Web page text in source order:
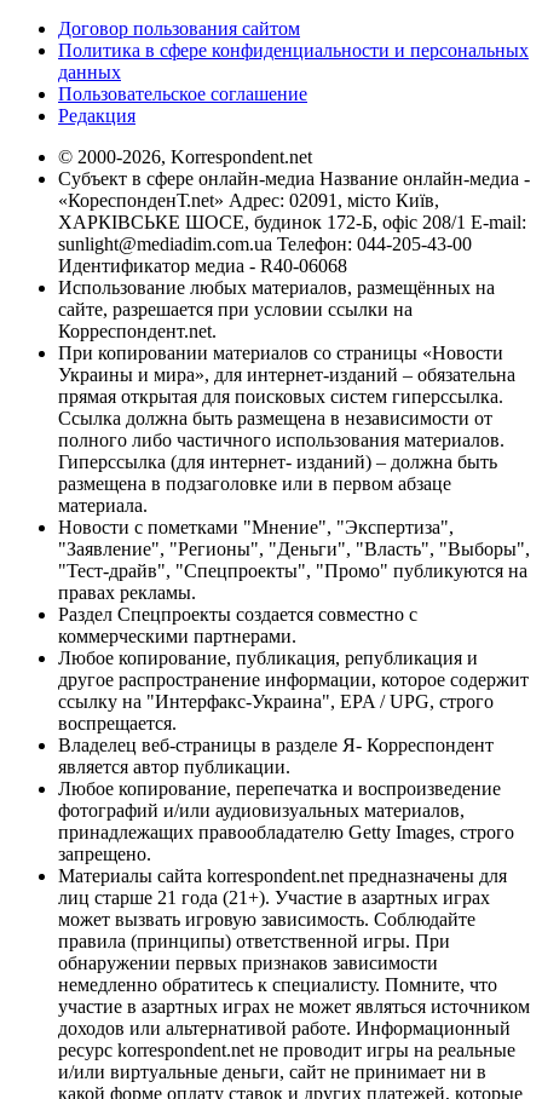
Договор пользования сайтом
Политика в сфере конфиденциальности и персональных
данных
Пользовательское соглашение
Редакция
© 2000-2026, Korrespondent.net
Субъект в сфере онлайн-медиа Название онлайн-медиа -
«КореспонденТ.net» Адрес: 02091, місто Київ,
ХАРКІВСЬКЕ ШОСЕ, будинок 172-Б, офіс 208/1 E-mail:
sunlight@mediadim.com.ua Телефон: 044-205-43-00
Идентификатор медиа - R40-06068
Использование любых материалов, размещённых на
сайте, разрешается при условии ссылки на
Корреспондент.net.
При копировании материалов со страницы «Новости
Украины и мира», для интернет-изданий – обязательна
прямая открытая для поисковых систем гиперссылка.
Ссылка должна быть размещена в независимости от
полного либо частичного использования материалов.
Гиперссылка (для интернет- изданий) – должна быть
размещена в подзаголовке или в первом абзаце
материала.
Новости с пометками "Мнение", "Экспертиза",
"Заявление", "Регионы", "Деньги", "Власть", "Выборы",
"Тест-драйв", "Спецпроекты", "Промо" публикуются на
правах рекламы.
Раздел Спецпроекты создается совместно с
коммерческими партнерами.
Любое копирование, публикация, републикация и
другое распространение информации, которое содержит
ссылку на "Интерфакс-Украина", EPA / UPG, строго
воспрещается.
Владелец веб-страницы в разделе Я- Корреспондент
является автор публикации.
Любое копирование, перепечатка и воспроизведение
фотографий и/или аудиовизуальных материалов,
принадлежащих правообладателю Getty Images, строго
запрещено.
Материалы сайта korrespondent.net предназначены для
лиц старше 21 года (21+). Участие в азартных играх
может вызвать игровую зависимость. Соблюдайте
правила (принципы) ответственной игры. При
обнаружении первых признаков зависимости
немедленно обратитесь к специалисту. Помните, что
участие в азартных играх не может являться источником
доходов или альтернативой работе. Информационный
ресурс korrespondent.net не проводит игры на реальные
и/или виртуальные деньги, сайт не принимает ни в
какой форме оплату ставок и других платежей, которые